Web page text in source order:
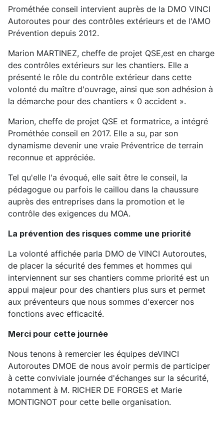
Prométhée conseil intervient auprès de la DMO VINCI
Autoroutes pour des contrôles extérieurs et de l'AMO
Prévention depuis 2012.
Marion MARTINEZ, cheffe de projet QSE,est en charge
des contrôles extérieurs sur les chantiers. Elle a
présenté le rôle du contrôle extérieur dans cette
volonté du maître d'ouvrage, ainsi que son adhésion à
la démarche pour des chantiers « 0 accident ».
Marion, cheffe de projet QSE et formatrice, a intégré
Prométhée conseil en 2017. Elle a su, par son
dynamisme devenir une vraie Préventrice de terrain
reconnue et appréciée.
Tel qu'elle l'a évoqué, elle sait être le conseil, la
pédagogue ou parfois le caillou dans la chaussure
auprès des entreprises dans la promotion et le
contrôle des exigences du MOA.
La prévention des risques comme une priorité
La volonté affichée parla DMO de VINCI Autoroutes,
de placer la sécurité des femmes et hommes qui
interviennent sur ses chantiers comme priorité est un
appui majeur pour des chantiers plus surs et permet
aux préventeurs que nous sommes d'exercer nos
fonctions avec efficacité.
Merci pour cette journée
Nous tenons à remercier les équipes deVINCI
Autoroutes DMOE de nous avoir permis de participer
à cette conviviale journée d'échanges sur la sécurité,
notamment à M. RICHER DE FORGES et Marie
MONTIGNOT pour cette belle organisation.